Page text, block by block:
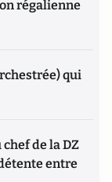
régalienne
qui
de la DZ
entre